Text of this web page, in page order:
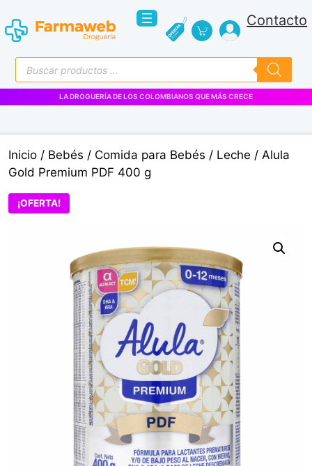
al
contenido
Contacto
Búsqueda
de
productos
LA DROGUERÍA DE LOS COLOMBIANOS QUE MÁS CRECE
Inicio / Bebés / Comida para Bebés / Leche / Alula
Gold Premium PDF 400 g
¡OFERTA!